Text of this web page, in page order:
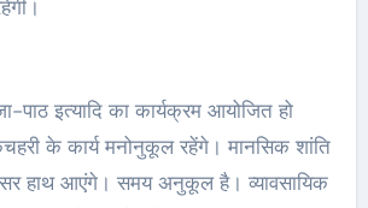
पाठ इत्यादि का कार्यक्रम आयोजित हो
के कार्य मनोनुकूल रहेंगे। मानसिक शांति
हाथ आएंगे। समय अनुकूल है। व्यावसायिक